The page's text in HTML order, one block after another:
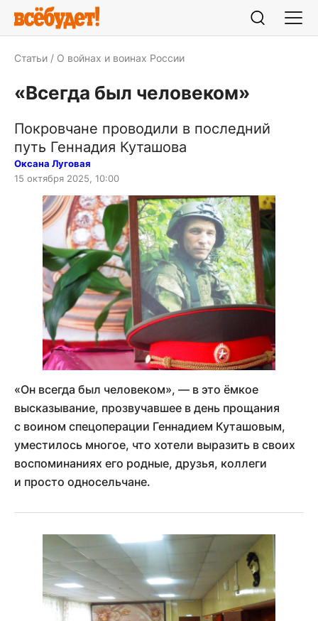
Статьи О войнах и воинах России
«Всегда был человеком»
Покровчане проводили в последний
путь Геннадия Куташова
Оксана Луговая
15 октября 2025, 10:00
«Он всегда был человеком», — в это ёмкое
высказывание, прозвучавшее в день прощания
с воином спецоперации Геннадием Куташовым,
уместилось многое, что хотели выразить в своих
воспоминаниях его родные, друзья, коллеги
и просто односельчане.